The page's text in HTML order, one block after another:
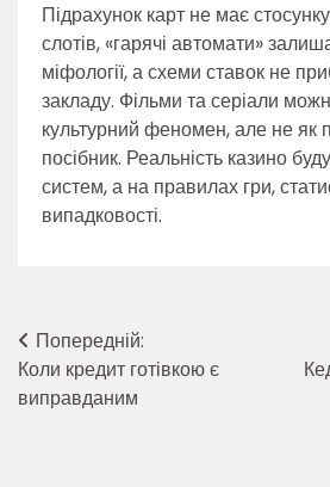
Підрахунок карт не має
слотів, «гарячі автомати»
міфології, а схеми ставок не
закладу. Фільми та серіали
культурний феномен, але не як
посібник. Реальність казино
систем, а на правилах гри,
випадковості.
Навігація
записів
Попередній:
Коли кредит готівкою є
виправданим